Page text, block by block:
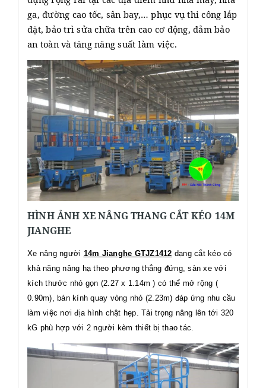
ga, đường cao tốc, sân bay,… phục vụ thi công lắp
đặt, bảo trì sửa chữa trên cao cơ động, đảm bảo
an toàn và tăng năng suất làm việc.
HÌNH ẢNH XE NÂNG THANG CẮT KÉO 14M
JIANGHE
Xe nâng người 14m Jianghe GTJZ1412 dạng cắt kéo có
khả năng nâng hạ theo phương thẳng đứng, sàn xe với
kích thước nhỏ gọn (2.27 x 1.14m ) có thể mở rộng (
0.90m), bán kính quay vòng nhỏ (2.23m) đáp ứng nhu cầu
làm việc nơi địa hình chật hẹp. Tải trọng nâng lên tới 320
kG phù hợp với 2 người kèm thiết bị thao tác.